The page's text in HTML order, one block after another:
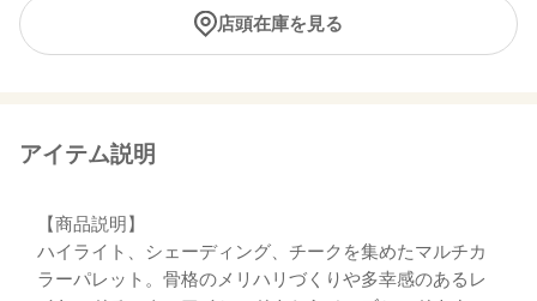
店頭在庫を見る
アイテム説明
【商品説明】
ハイライト、シェーディング、チークを集めたマルチカ
ラーパレット。骨格のメリハリづくりや多幸感のあるレ